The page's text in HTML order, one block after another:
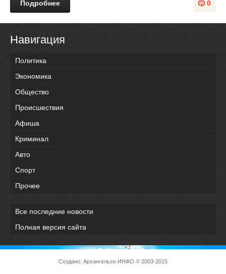
0
Подробнее
Навигация
Политика
Экономика
Общество
Происшествия
Афиша
Криминал
Авто
Спорт
Прочее
Все последние новости
Полная версия сайта
Создано: Архангельск-ИНФО © 2003-2015